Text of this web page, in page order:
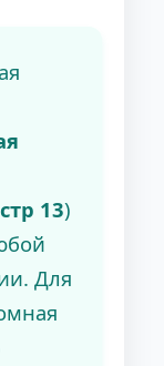
13)
Для